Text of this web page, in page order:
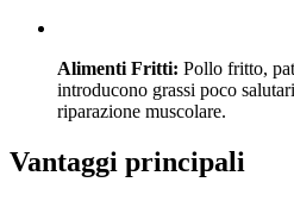
Alimenti Fritti: Pollo fritto,
introducono grassi poco
riparazione muscolare.
Vantaggi principali